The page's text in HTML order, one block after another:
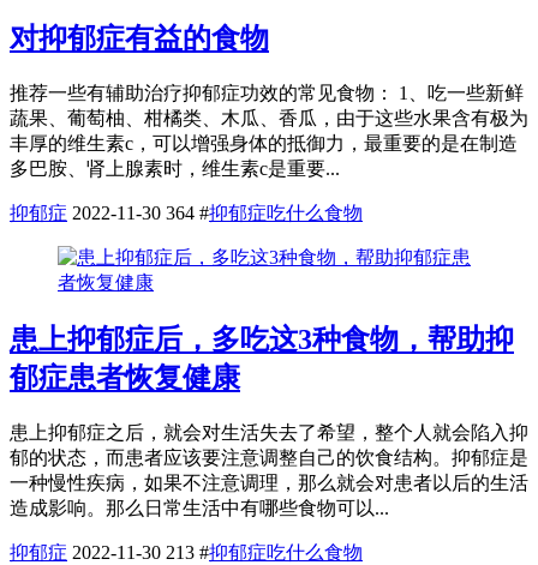
对抑郁症有益的食物
推荐一些有辅助治疗抑郁症功效的常见食物： 1、吃一些新鲜
蔬果、葡萄柚、柑橘类、木瓜、香瓜，由于这些水果含有极为
丰厚的维生素c，可以增强身体的抵御力，最重要的是在制造
多巴胺、肾上腺素时，维生素c是重要...
抑郁症 2022-11-30 364 #抑郁症吃什么食物
患上抑郁症后，多吃这3种食物，帮助抑
郁症患者恢复健康
患上抑郁症之后，就会对生活失去了希望，整个人就会陷入抑
郁的状态，而患者应该要注意调整自己的饮食结构。抑郁症是
一种慢性疾病，如果不注意调理，那么就会对患者以后的生活
造成影响。那么日常生活中有哪些食物可以...
抑郁症 2022-11-30 213 #抑郁症吃什么食物